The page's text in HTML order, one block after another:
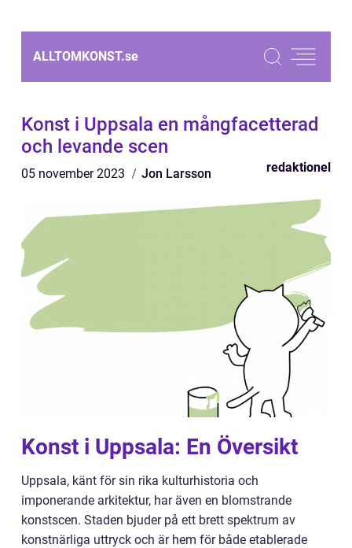
ALLTOMKONST.se
Konst i Uppsala en mångfacetterad
och levande scen
05 november 2023 Jon Larsson redaktionel
Konst i Uppsala: En Översikt
Uppsala, känt för sin rika kulturhistoria och
imponerande arkitektur, har även en blomstrande
konstscen. Staden bjuder på ett brett spektrum av
konstnärliga uttryck och är hem för både etablerade